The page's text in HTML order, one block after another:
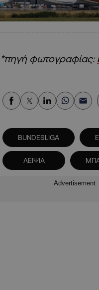
*πηγή φωτογραφίας:
BUNDESLIGA
ΛΕΙΨΙΑ
Advertisement